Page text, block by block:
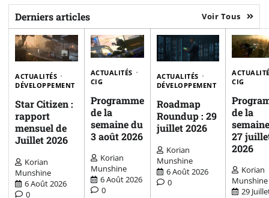
Derniers articles Voir Tous
ACTUALITÉS
DÉVELOPPEMENT
Star Citizen :
rapport
mensuel de
Juillet 2026
Korian
Munshine
6 Août 2026
0
ACTUALITÉS
CIG
Programme
de la
semaine du
3 août 2026
Korian
Munshine
6 Août 2026
0
ACTUALITÉS
DÉVELOPPEMENT
Roadmap
Roundup : 29
juillet 2026
Korian
Munshine
6 Août 2026
0
CIG
de la
27
2026
Korian
Munshine
29